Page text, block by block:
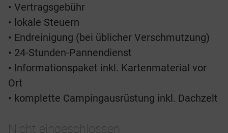
• Vertragsgebühr
• lokale Steuern
• Endreinigung (bei üblicher Verschmutzung)
• 24-Stunden-Pannendienst
• Informationspaket inkl. Kartenmaterial vor
Ort
• komplette Campingausrüstung inkl. Dachzelt
Nicht eingeschlossen